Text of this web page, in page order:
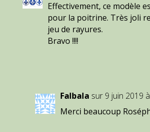
Effectivement, ce modèle
pour la poitrine. Très joli
jeu de rayures.
Bravo !!!!
Falbala sur 9 juin 2019
Merci beaucoup